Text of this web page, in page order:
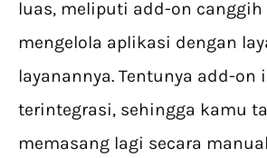
luas, meliputi add-on
mengelola aplikasi dengan
layanannya. Tentunya add-on
terintegrasi, sehingga kamu
memasang lagi secara